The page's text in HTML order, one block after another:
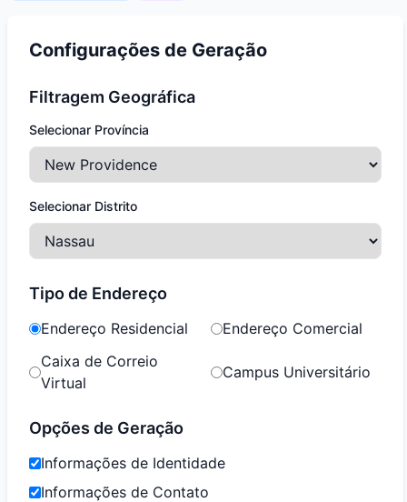
Configurações de Geração
Filtragem Geográfica
Selecionar Província
Selecionar Distrito
Tipo de Endereço
Endereço Residencial
Endereço Comercial
Caixa de Correio
Virtual
Campus Universitário
Opções de Geração
Informações de Identidade
Informações de Contato